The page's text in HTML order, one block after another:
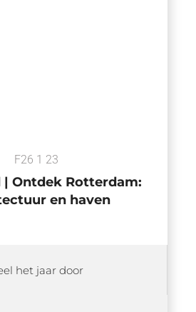
F26 1 23
| Ontdek Rotterdam:
en haven
het jaar door